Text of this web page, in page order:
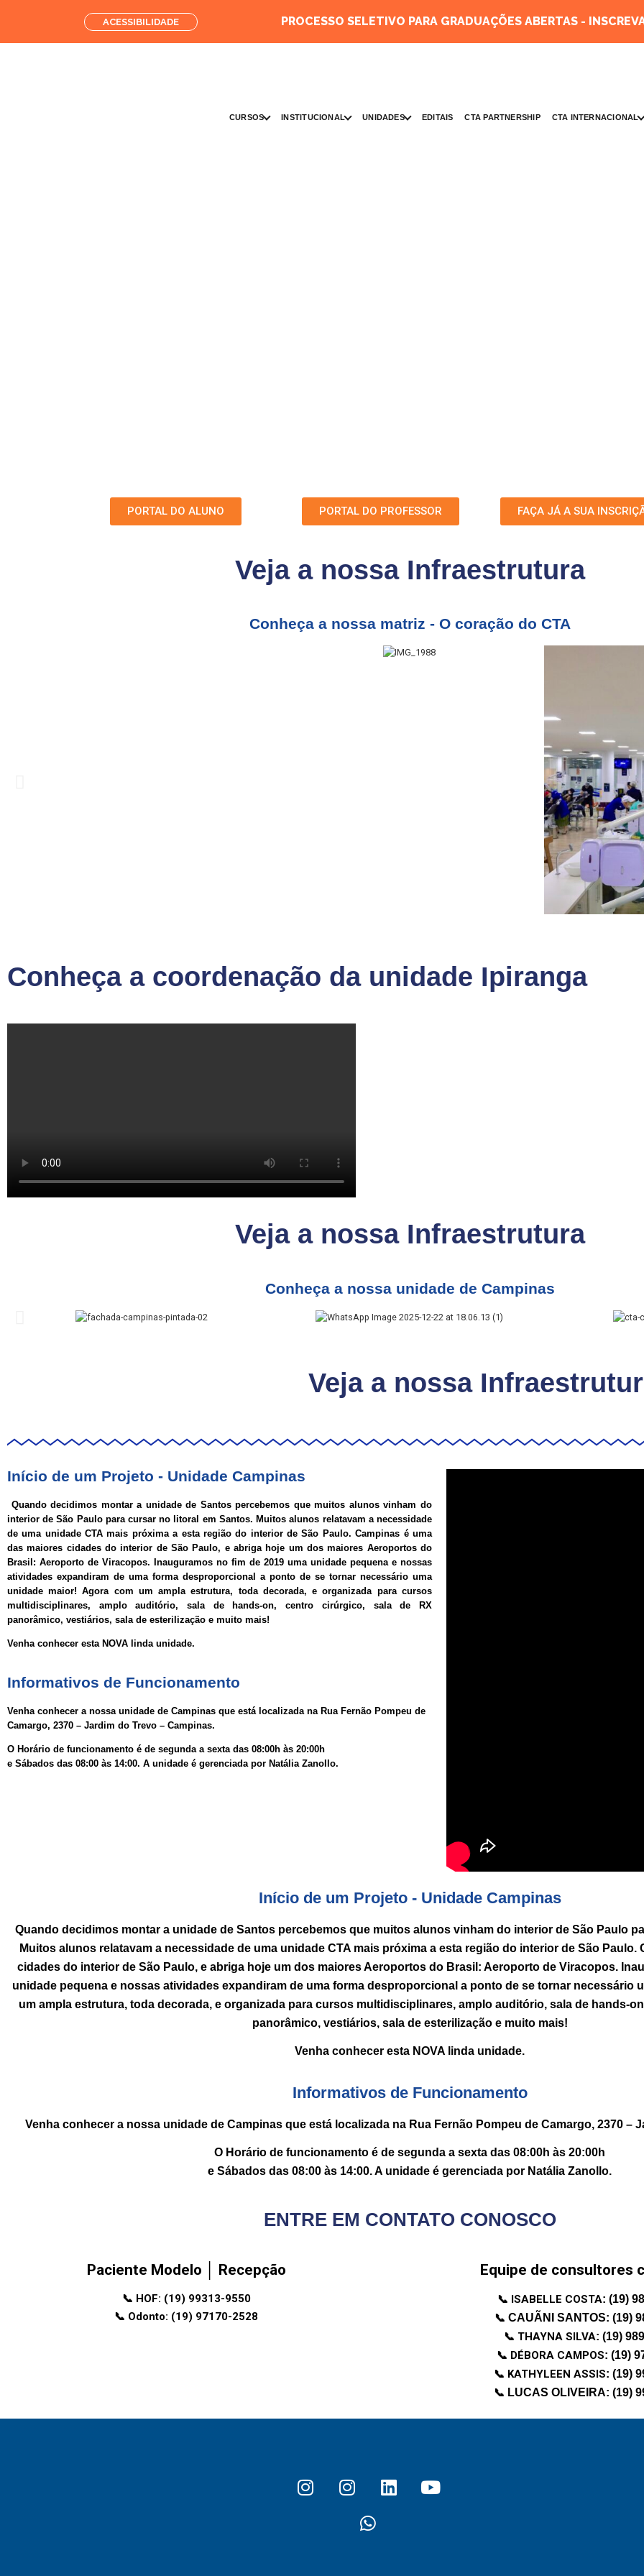
ACESSIBILIDADE PROCESSO SELETIVO PARA GRADUAÇÕES ABERTAS -
CURSOS INSTITUCIONAL UNIDADES EDITAIS CTA PARTNERSHIP CTA INTERNACIONAL
PORTAL DO ALUNO PORTAL DO PROFESSOR FAÇA JÁ A SUA
Veja a nossa Infraestrutura
Conheça a nossa matriz - O coração do CTA
Conheça a coordenação da unidade Ipiranga
Veja a nossa Infraestrutura
Conheça a nossa unidade de Campinas
Veja a nossa
Início de um Projeto - Unidade Campinas
Quando decidimos montar a unidade de Santos percebemos que muitos alunos vinham do
interior de São Paulo para cursar no litoral em Santos. Muitos alunos relatavam a necessidade
de uma unidade CTA mais próxima a esta região do interior de São Paulo. Campinas é uma
das maiores cidades do interior de São Paulo, e abriga hoje um dos maiores Aeroportos do
Brasil: Aeroporto de Viracopos. Inauguramos no fim de 2019 uma unidade pequena e nossas
atividades expandiram de uma forma desproporcional a ponto de se tornar necessário uma
unidade maior! Agora com um ampla estrutura, toda decorada, e organizada para cursos
multidisciplinares, amplo auditório, sala de hands-on, centro cirúrgico, sala de RX
panorâmico, vestiários, sala de esterilização e muito mais!
Venha conhecer esta NOVA linda unidade.
Informativos de Funcionamento
Venha conhecer a nossa unidade de Campinas que está localizada na Rua Fernão Pompeu de
Camargo, 2370 – Jardim do Trevo – Campinas.
O Horário de funcionamento é de segunda a sexta das 08:00h às 20:00h
e Sábados das 08:00 às 14:00. A unidade é gerenciada por Natália Zanollo.
Início de um Projeto - Unidade Campinas
Quando decidimos montar a unidade de Santos percebemos que muitos alunos vinham do interior de São Paulo
Muitos alunos relatavam a necessidade de uma unidade CTA mais próxima a esta região do interior de São Paulo.
cidades do interior de São Paulo, e abriga hoje um dos maiores Aeroportos do Brasil: Aeroporto de Viracopos.
unidade pequena e nossas atividades expandiram de uma forma desproporcional a ponto de se tornar necessário
um ampla estrutura, toda decorada, e organizada para cursos multidisciplinares, amplo auditório, sala de hands-
panorâmico, vestiários, sala de esterilização e muito mais!
Venha conhecer esta NOVA linda unidade.
Informativos de Funcionamento
Venha conhecer a nossa unidade de Campinas que está localizada na Rua Fernão Pompeu de Camargo, 2370 –
O Horário de funcionamento é de segunda a sexta das 08:00h às 20:00h
e Sábados das 08:00 às 14:00. A unidade é gerenciada por Natália Zanollo.
ENTRE EM CONTATO CONOSCO
Paciente Modelo │ Recepção
📞 HOF: (19) 99313-9550
📞 Odonto: (19) 97170-2528
Equipe de consultores
📞 ISABELLE COSTA:(19)
📞 CAUÃNI SANTOS: (19)
📞 THAYNA SILVA:(19)
📞 DÉBORA CAMPOS: (19)
📞 KATHYLEEN ASSIS:(19)
📞 LUCAS OLIVEIRA:(19)